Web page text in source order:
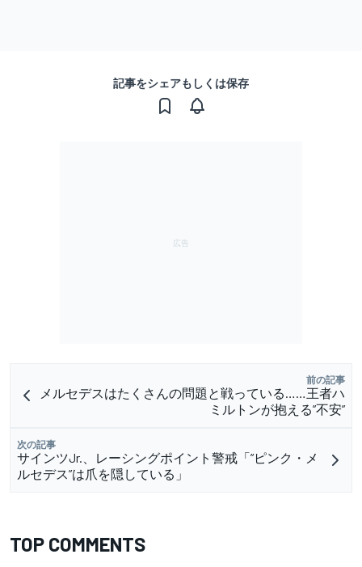
記事をシェアもしくは保存
前の記事
メルセデスはたくさんの問題と戦っている……王者ハ
ミルトンが抱える”不安”
次の記事
サインツJr.、レーシングポイント警戒「”ピンク・メ
ルセデス”は爪を隠している」
TOP COMMENTS